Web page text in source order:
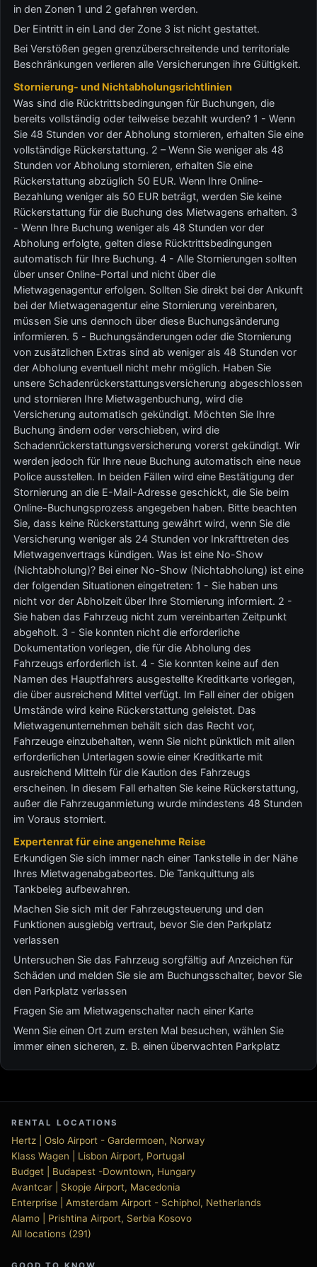
in den Zonen 1 und 2 gefahren werden.
Der Eintritt in ein Land der Zone 3 ist nicht gestattet.
Bei Verstößen gegen grenzüberschreitende und territoriale
Beschränkungen verlieren alle Versicherungen ihre Gültigkeit.
Stornierung- und Nichtabholungsrichtlinien
Was sind die Rücktrittsbedingungen für Buchungen, die
bereits vollständig oder teilweise bezahlt wurden? 1 - Wenn
Sie 48 Stunden vor der Abholung stornieren, erhalten Sie eine
vollständige Rückerstattung. 2 – Wenn Sie weniger als 48
Stunden vor Abholung stornieren, erhalten Sie eine
Rückerstattung abzüglich 50 EUR. Wenn Ihre Online-
Bezahlung weniger als 50 EUR beträgt, werden Sie keine
Rückerstattung für die Buchung des Mietwagens erhalten. 3
- Wenn Ihre Buchung weniger als 48 Stunden vor der
Abholung erfolgte, gelten diese Rücktrittsbedingungen
automatisch für Ihre Buchung. 4 - Alle Stornierungen sollten
über unser Online-Portal und nicht über die
Mietwagenagentur erfolgen. Sollten Sie direkt bei der Ankunft
bei der Mietwagenagentur eine Stornierung vereinbaren,
müssen Sie uns dennoch über diese Buchungsänderung
informieren. 5 - Buchungsänderungen oder die Stornierung
von zusätzlichen Extras sind ab weniger als 48 Stunden vor
der Abholung eventuell nicht mehr möglich. Haben Sie
unsere Schadenrückerstattungsversicherung abgeschlossen
und stornieren Ihre Mietwagenbuchung, wird die
Versicherung automatisch gekündigt. Möchten Sie Ihre
Buchung ändern oder verschieben, wird die
Schadenrückerstattungsversicherung vorerst gekündigt. Wir
werden jedoch für Ihre neue Buchung automatisch eine neue
Police ausstellen. In beiden Fällen wird eine Bestätigung der
Stornierung an die E-Mail-Adresse geschickt, die Sie beim
Online-Buchungsprozess angegeben haben. Bitte beachten
Sie, dass keine Rückerstattung gewährt wird, wenn Sie die
Versicherung weniger als 24 Stunden vor Inkrafttreten des
Mietwagenvertrags kündigen. Was ist eine No-Show
(Nichtabholung)? Bei einer No-Show (Nichtabholung) ist eine
der folgenden Situationen eingetreten: 1 - Sie haben uns
nicht vor der Abholzeit über Ihre Stornierung informiert. 2 -
Sie haben das Fahrzeug nicht zum vereinbarten Zeitpunkt
abgeholt. 3 - Sie konnten nicht die erforderliche
Dokumentation vorlegen, die für die Abholung des
Fahrzeugs erforderlich ist. 4 - Sie konnten keine auf den
Namen des Hauptfahrers ausgestellte Kreditkarte vorlegen,
die über ausreichend Mittel verfügt. Im Fall einer der obigen
Umstände wird keine Rückerstattung geleistet. Das
Mietwagenunternehmen behält sich das Recht vor,
Fahrzeuge einzubehalten, wenn Sie nicht pünktlich mit allen
erforderlichen Unterlagen sowie einer Kreditkarte mit
ausreichend Mitteln für die Kaution des Fahrzeugs
erscheinen. In diesem Fall erhalten Sie keine Rückerstattung,
außer die Fahrzeuganmietung wurde mindestens 48 Stunden
im Voraus storniert.
Expertenrat für eine angenehme Reise
Erkundigen Sie sich immer nach einer Tankstelle in der Nähe
Ihres Mietwagenabgabeortes. Die Tankquittung als
Tankbeleg aufbewahren.
Machen Sie sich mit der Fahrzeugsteuerung und den
Funktionen ausgiebig vertraut, bevor Sie den Parkplatz
verlassen
Untersuchen Sie das Fahrzeug sorgfältig auf Anzeichen für
Schäden und melden Sie sie am Buchungsschalter, bevor Sie
den Parkplatz verlassen
Fragen Sie am Mietwagenschalter nach einer Karte
Wenn Sie einen Ort zum ersten Mal besuchen, wählen Sie
immer einen sicheren, z. B. einen überwachten Parkplatz
RENTAL LOCATIONS
Hertz | Oslo Airport - Gardermoen, Norway
Klass Wagen | Lisbon Airport, Portugal
Budget | Budapest -Downtown, Hungary
Avantcar | Skopje Airport, Macedonia
Enterprise | Amsterdam Airport - Schiphol, Netherlands
Alamo | Prishtina Airport, Serbia Kosovo
All locations (291)